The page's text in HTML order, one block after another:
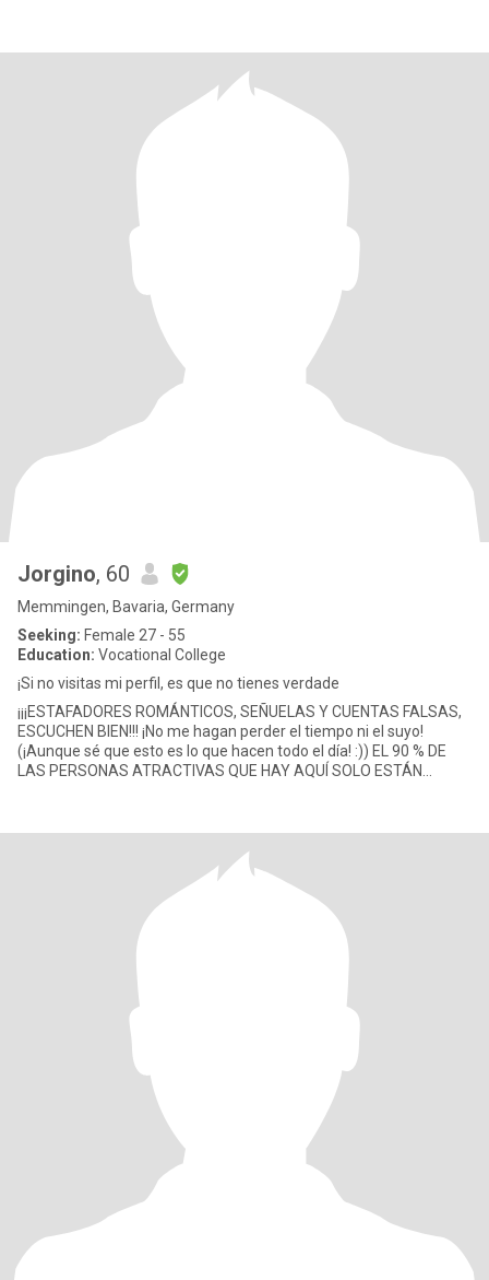
Jorgino, 60
Memmingen, Bavaria, Germany
Seeking: Female 27 - 55
Education: Vocational College
¡Si no visitas mi perfil, es que no tienes verdade
¡¡¡ESTAFADORES ROMÁNTICOS, SEÑUELAS Y CUENTAS FALSAS,
ESCUCHEN BIEN!!! ¡No me hagan perder el tiempo ni el suyo!
(¡Aunque sé que esto es lo que hacen todo el día! :)) EL 90 % DE
LAS PERSONAS ATRACTIVAS QUE HAY AQUÍ SOLO ESTÁN